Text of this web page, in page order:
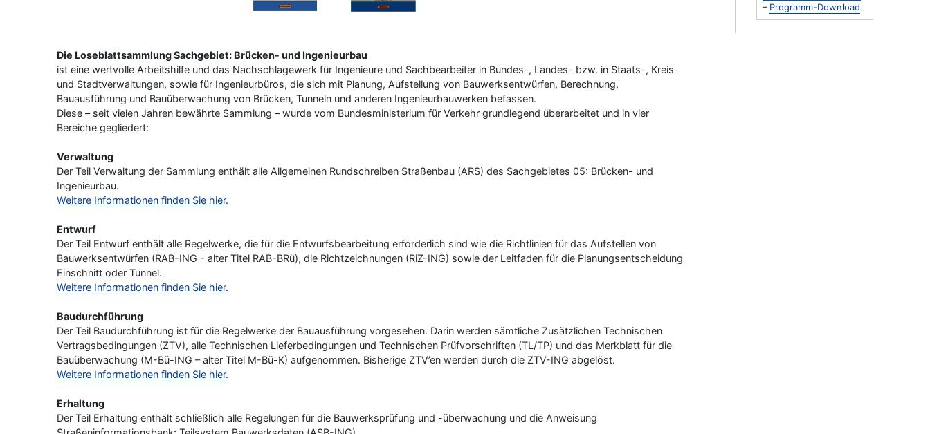
– Programm-Download
Die Loseblattsammlung Sachgebiet: Brücken- und Ingenieurbau
ist eine wertvolle Arbeitshilfe und das Nachschlagewerk für Ingenieure und Sachbearbeiter in Bundes-, Landes- bzw. in Staats-, Kreis-
und Stadtverwaltungen, sowie für Ingenieurbüros, die sich mit Planung, Aufstellung von Bauwerksentwürfen, Berechnung,
Bauausführung und Bauüberwachung von Brücken, Tunneln und anderen Ingenieurbauwerken befassen.
Diese – seit vielen Jahren bewährte Sammlung – wurde vom Bundesministerium für Verkehr grundlegend überarbeitet und in vier
Bereiche gegliedert:
Verwaltung
Der Teil Verwaltung der Sammlung enthält alle Allgemeinen Rundschreiben Straßenbau (ARS) des Sachgebietes 05: Brücken- und
Ingenieurbau.
Weitere Informationen finden Sie hier.
Entwurf
Der Teil Entwurf enthält alle Regelwerke, die für die Entwurfsbearbeitung erforderlich sind wie die Richtlinien für das Aufstellen von
Bauwerksentwürfen (RAB-ING - alter Titel RAB-BRü), die Richtzeichnungen (RiZ-ING) sowie der Leitfaden für die Planungsentscheidung
Einschnitt oder Tunnel.
Weitere Informationen finden Sie hier.
Baudurchführung
Der Teil Baudurchführung ist für die Regelwerke der Bauausführung vorgesehen. Darin werden sämtliche Zusätzlichen Technischen
Vertragsbedingungen (ZTV), alle Technischen Lieferbedingungen und Technischen Prüfvorschriften (TL/TP) und das Merkblatt für die
Bauüberwachung (M-Bü-ING – alter Titel M-Bü-K) aufgenommen. Bisherige ZTV’en werden durch die ZTV-ING abgelöst.
Weitere Informationen finden Sie hier.
Erhaltung
Der Teil Erhaltung enthält schließlich alle Regelungen für die Bauwerksprüfung und -überwachung und die Anweisung